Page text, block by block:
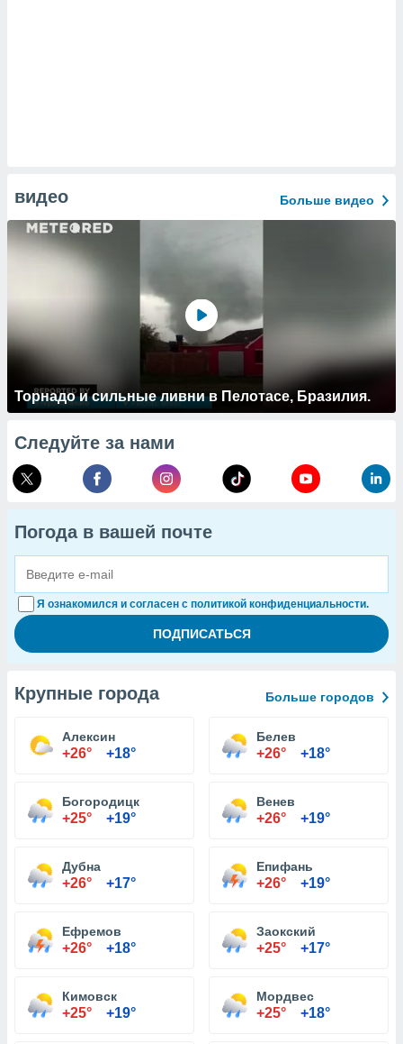
видео Больше видео
Торнадо и сильные ливни в Пелотасе, Бразилия.
Следуйте за нами
Погода в вашей почте
Я ознакомился и согласен с политикой конфиденциальности.
Крупные города Больше городов
Алексин
+26° +18°
Белев
+26° +18°
Богородицк
+25° +19°
Венев
+26° +19°
Дубна
+26° +17°
Епифань
+26° +19°
Ефремов
+26° +18°
Заокский
+25° +17°
Кимовск
+25° +19°
Мордвес
+25° +18°